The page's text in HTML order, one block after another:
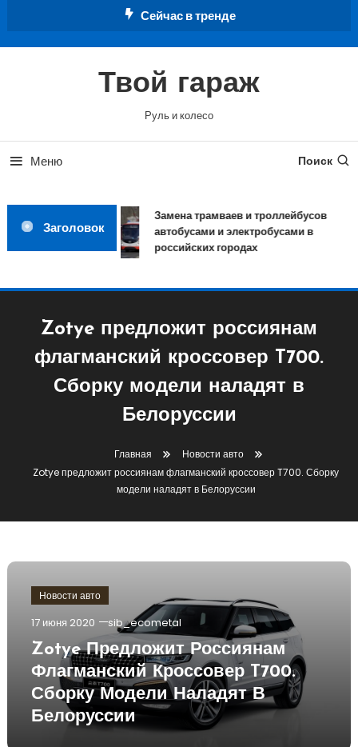
Сейчас в тренде
Твой гараж
Руль и колесо
Меню Поиск
Заголовок
Замена трамваев и троллейбусов
автобусами и электробусами в
российских городах
Zotye предложит россиянам
флагманский кроссовер T700.
Сборку модели наладят в
Белоруссии
Главная
Новости авто
Zotye предложит россиянам флагманский кроссовер T700. Сборку
модели наладят в Белоруссии
Новости авто
17 июня 2020 sib_ecometal
Zotye Предложит Россиянам
Флагманский Кроссовер T700.
Сборку Модели Наладят В
Белоруссии